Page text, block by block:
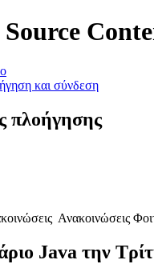
και σύνδεση
πλοήγησης
Ανακοινώσεις
Java την